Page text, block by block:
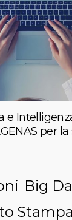
e
per
Big
Stampa